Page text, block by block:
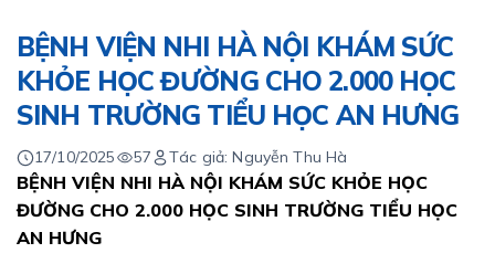
BỆNH VIỆN NHI HÀ NỘI KHÁM SỨC
KHỎE HỌC ĐƯỜNG CHO 2.000 HỌC
SINH TRƯỜNG TIỂU HỌC AN HƯNG
Tác giả: Nguyễn Thu Hà
17/10/2025 57
BỆNH VIỆN NHI HÀ NỘI KHÁM SỨC KHỎE HỌC
ĐƯỜNG CHO 2.000 HỌC SINH TRƯỜNG TIỂU HỌC
AN HƯNG